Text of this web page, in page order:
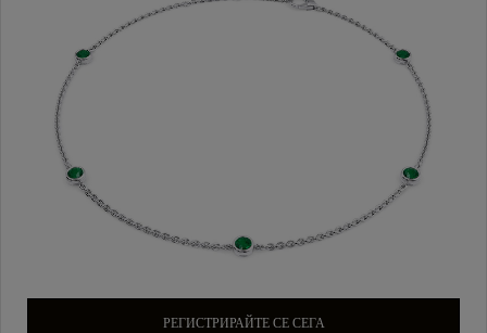
РЕГИСТРИРАЙТЕ СЕ СЕГА